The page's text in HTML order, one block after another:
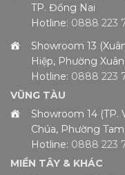
TP. Đồng Nai
Hotline: 0888 223
Showroom 13
Hiệp, Phường
Hotline: 0888 223
VŨNG TÀU
Showroom 14 (TP.
Chúa, Phường
Hotline: 0888 223
MIỀN TÂY & KHÁC